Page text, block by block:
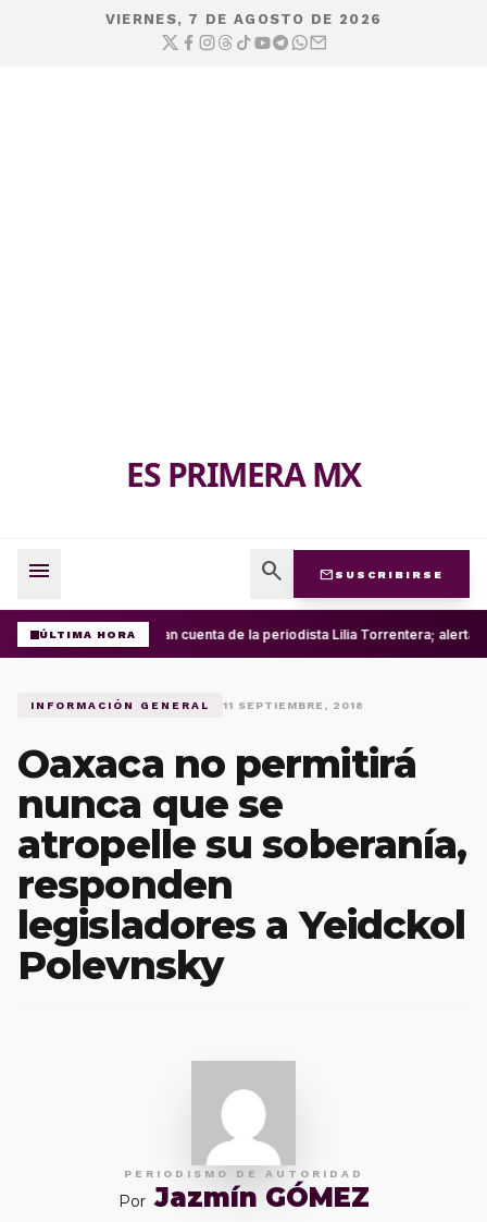
VIERNES, 7 DE AGOSTO DE 2026
ES PRIMERA MX
menu search mail SUSCRIBIRSE
ÚLTIMA HORARoban cuenta de la periodista Lilia Torrentera; alerta
INFORMACIÓN GENERAL 11 SEPTIEMBRE, 2018
Oaxaca no permitirá
nunca que se
atropelle su soberanía,
responden
legisladores a Yeidckol
Polevnsky
PERIODISMO DE AUTORIDAD
Por Jazmín GÓMEZ